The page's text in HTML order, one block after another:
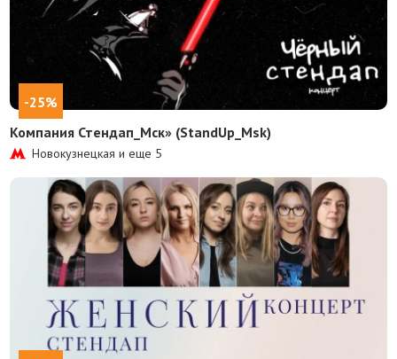
-25%
Компания Стендап_Мск» (StandUp_Msk)
Новокузнецкая и еще 5